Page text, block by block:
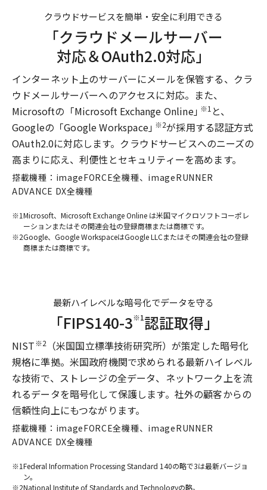
クラウドサービスを簡単・安全に利用できる
「クラウドメールサーバー
対応＆OAuth2.0対応」
インターネット上のサーバーにメールを保管する、クラ
ウドメールサーバーへのアクセスに対応。また、
Microsoftの「Microsoft Exchange Online」※1 と、
Googleの「Google Workspace」※2が採用する認証方式
OAuth2.0に対応します。クラウドサービスへのニーズの
高まりに応え、利便性とセキュリティーを高めます。
搭載機種：imageFORCE全機種、imageRUNNER
ADVANCE DX全機種
※1Microsoft、Microsoft Exchange Online は米国マイクロソフトコーポレ
ーションまたはその関連会社の登録商標または商標です。
※2Google、Google WorkspaceはGoogle LLCまたはその関連会社の登録
商標または商標です。
最新ハイレベルな暗号化でデータを守る
「FIPS140-3※1認証取得」
NIST※2（米国国立標準技術研究所）が策定した暗号化
規格に準拠。米国政府機関で求められる最新ハイレベル
な技術で、ストレージの全データ、ネットワーク上を流
れるデータを暗号化して保護します。社外の顧客からの
信頼性向上にもつながります。
搭載機種：imageFORCE全機種、imageRUNNER
ADVANCE DX全機種
※1Federal Information Processing Standard 140の略で3は最新バージョ
ン。
※2National Institute of Standards and Technologyの略。